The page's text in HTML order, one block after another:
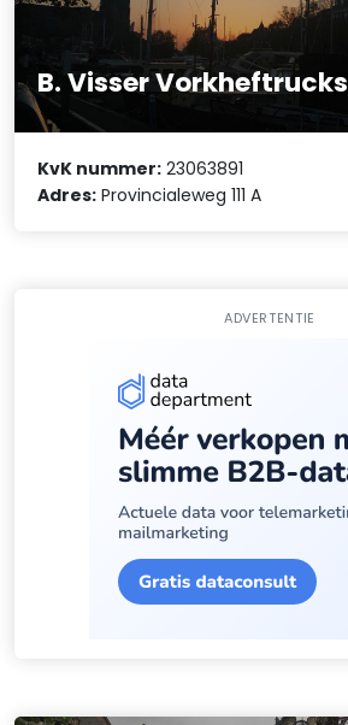
B. Visser Vorkheftrucks
KvK nummer: 23063891
Adres: Provincialeweg 111 A
ADVERTENTIE